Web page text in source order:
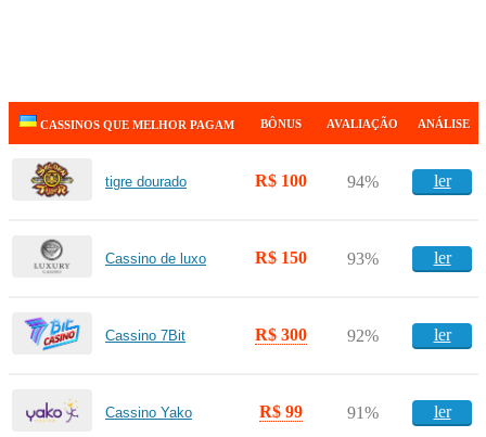
CASSINOS QUE MELHOR PAGAM BÔNUS AVALIAÇÃO ANÁLISE
tigre dourado R$ 100 94% ler
Cassino de luxo R$ 150 93% ler
Cassino 7Bit R$ 300 92% ler
Cassino Yako R$ 99 91% ler